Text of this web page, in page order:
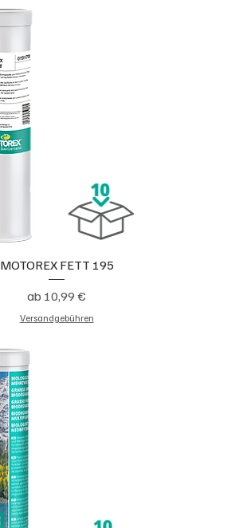
MOTOREX FETT 195
ab 10,99 €
Sale-Preis
Versandgebühren